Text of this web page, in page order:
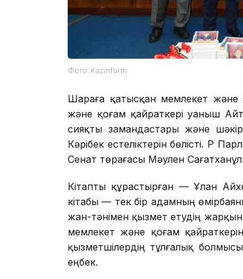
Фото: Kazinform
Шараға қатысқан мемлекет және
және қоғам қайраткері Қуаныш
сияқты замандастары және
Кәрібек естеліктерін бөлісті. ҚР
Сенат төрағасы Мәулен
Кітапты құрастырған — Ұлан
кітабы — тек бір адамның
жан-тәнімен қызмет етудің
мемлекет және қоғам
қызметшілердің тұлғалық
еңбек.